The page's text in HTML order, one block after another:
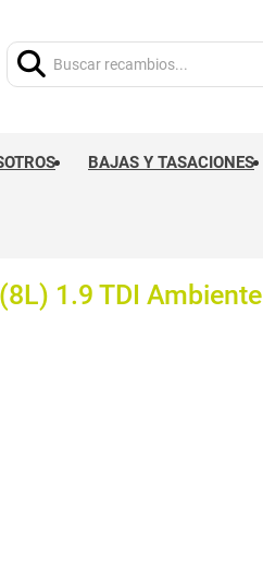
BAJAS Y TASACIONES
1.9 TDI Ambiente